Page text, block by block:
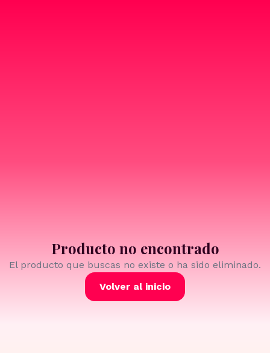
Producto no encontrado
El producto que buscas no existe o ha sido eliminado.
Volver al inicio